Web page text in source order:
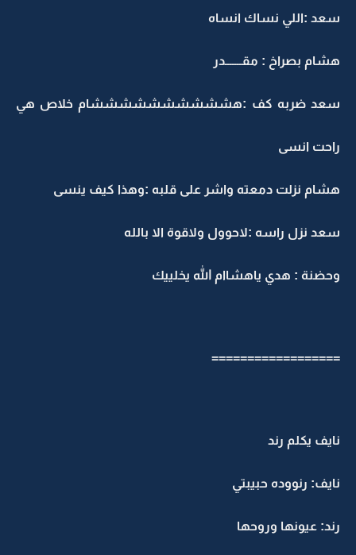
سعد :اللي نساك انساه
هشام بصراخ : مقـــــــدر
سعد ضربه كف :هششششششششششام خلاص هي
راحت انسى
هشام نزلت دمعته واشر على قلبه :وهذا كيف ينسى
سعد نزل راسه :لاحوول ولاقوة الا بالله
وحضنة : هدي ياهشاام الله يخلييك
==================
نايف يكلم رند
نايف: رنووده حبيبتي
رند: عيونها وروحها